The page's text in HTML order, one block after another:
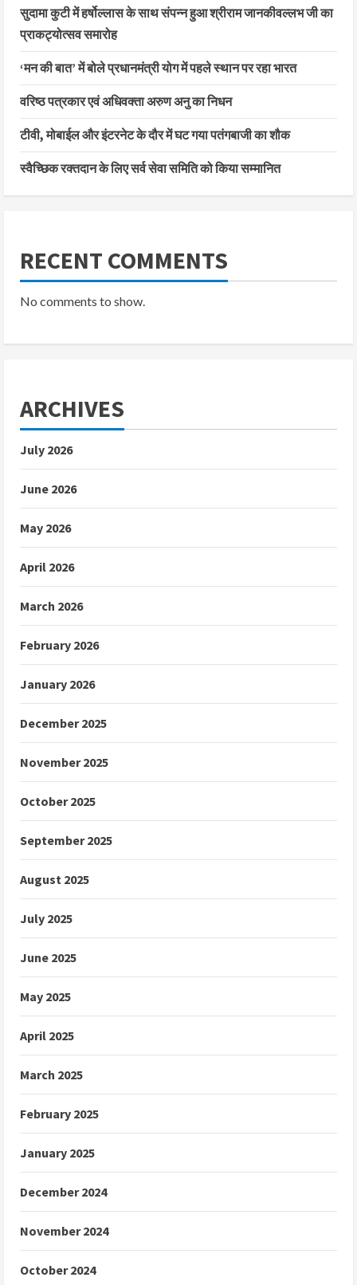
सुदामा कुटी में हर्षोल्लास के साथ संपन्न हुआ श्रीराम जानकीवल्लभ जी का
प्राकट्योत्सव समारोह
‘मन की बात’ में बोले प्रधानमंत्री योग में पहले स्थान पर रहा भारत
वरिष्ठ पत्रकार एवं अधिवक्ता अरुण अनु का निधन
टीवी, मोबाईल और इंटरनेट के दौर में घट गया पतंगबाजी का शौक
स्वैच्छिक रक्तदान के लिए सर्व सेवा समिति को किया सम्मानित
RECENT COMMENTS
No comments to show.
ARCHIVES
July 2026
June 2026
May 2026
April 2026
March 2026
February 2026
January 2026
December 2025
November 2025
October 2025
September 2025
August 2025
July 2025
June 2025
May 2025
April 2025
March 2025
February 2025
January 2025
December 2024
November 2024
October 2024